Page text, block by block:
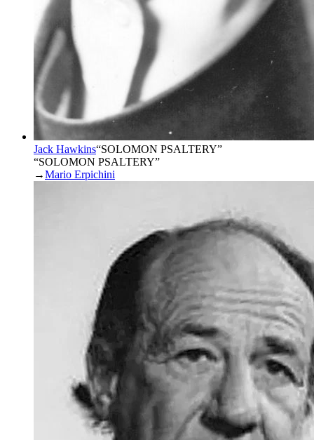
Jack Hawkins“SOLOMON PSALTERY”
“SOLOMON PSALTERY”
→Mario Erpichini